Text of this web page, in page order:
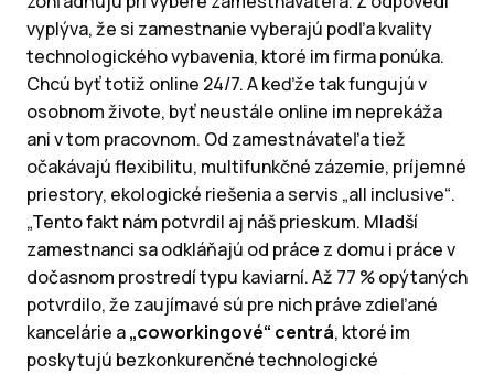
vyplýva, že si zamestnanie vyberajú podľa kvality
technologického vybavenia, ktoré im firma ponúka.
Chcú byť totiž online 24/7. A keďže tak fungujú v
osobnom živote, byť neustále online im neprekáža
ani v tom pracovnom. Od zamestnávateľa tiež
očakávajú flexibilitu, multifunkčné zázemie, príjemné
priestory, ekologické riešenia a servis „all inclusive“.
„Tento fakt nám potvrdil aj náš prieskum. Mladší
zamestnanci sa odkláňajú od práce z domu i práce v
dočasnom prostredí typu kaviarní. Až 77 % opýtaných
potvrdilo, že zaujímavé sú pre nich práve zdieľané
kancelárie a„coworkingové“ centrá, ktoré im
poskytujú bezkonkurenčné technologické